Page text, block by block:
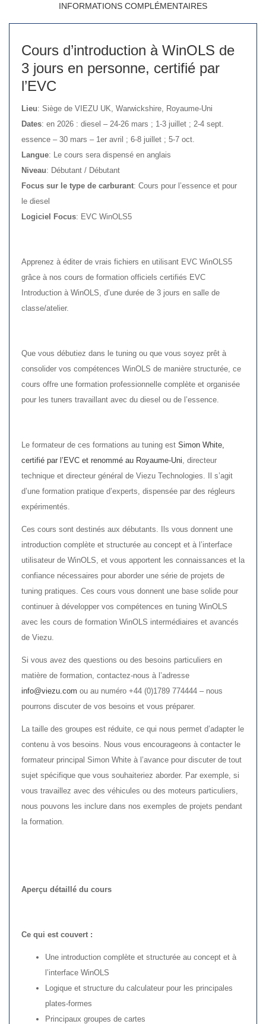
INFORMATIONS COMPLÉMENTAIRES
Cours d’introduction à WinOLS de
3 jours en personne, certifié par
l’EVC
Lieu: Siège de VIEZU UK, Warwickshire, Royaume-Uni
Dates: en 2026 : diesel – 24-26 mars ; 1-3 juillet ; 2-4 sept.
essence – 30 mars – 1er avril ; 6-8 juillet ; 5-7 oct.
Langue: Le cours sera dispensé en anglais
Niveau: Débutant / Débutant
Focus sur le type de carburant: Cours pour l’essence et pour
le diesel
Logiciel Focus: EVC WinOLS5
Apprenez à éditer de vrais fichiers en utilisant EVC WinOLS5
grâce à nos cours de formation officiels certifiés EVC
Introduction à WinOLS, d’une durée de 3 jours en salle de
classe/atelier.
Que vous débutiez dans le tuning ou que vous soyez prêt à
consolider vos compétences WinOLS de manière structurée, ce
cours offre une formation professionnelle complète et organisée
pour les tuners travaillant avec du diesel ou de l’essence.
Le formateur de ces formations au tuning est Simon White,
certifié par l’EVC et renommé au Royaume-Uni , directeur
technique et directeur général de Viezu Technologies. Il s’agit
d’une formation pratique d’experts, dispensée par des régleurs
expérimentés.
Ces cours sont destinés aux débutants. Ils vous donnent une
introduction complète et structurée au concept et à l’interface
utilisateur de WinOLS, et vous apportent les connaissances et la
confiance nécessaires pour aborder une série de projets de
tuning pratiques. Ces cours vous donnent une base solide pour
continuer à développer vos compétences en tuning WinOLS
avec les cours de formation WinOLS intermédiaires et avancés
de Viezu.
Si vous avez des questions ou des besoins particuliers en
matière de formation, contactez-nous à l’adresse
info@viezu.com ou au numéro +44 (0)1789 774444 – nous
pourrons discuter de vos besoins et vous préparer.
La taille des groupes est réduite, ce qui nous permet d’adapter le
contenu à vos besoins. Nous vous encourageons à contacter le
formateur principal Simon White à l’avance pour discuter de tout
sujet spécifique que vous souhaiteriez aborder. Par exemple, si
vous travaillez avec des véhicules ou des moteurs particuliers,
nous pouvons les inclure dans nos exemples de projets pendant
la formation.
Aperçu détaillé du cours
Ce qui est couvert :
Une introduction complète et structurée au concept et à
l’interface WinOLS
Logique et structure du calculateur pour les principales
plates-formes
Principaux groupes de cartes